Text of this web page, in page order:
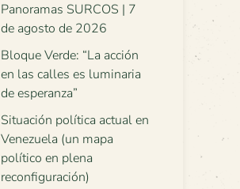
Panoramas SURCOS | 7
de agosto de 2026
Bloque Verde: “La acción
en las calles es luminaria
de esperanza”
Situación política actual en
Venezuela (un mapa
político en plena
reconfiguración)